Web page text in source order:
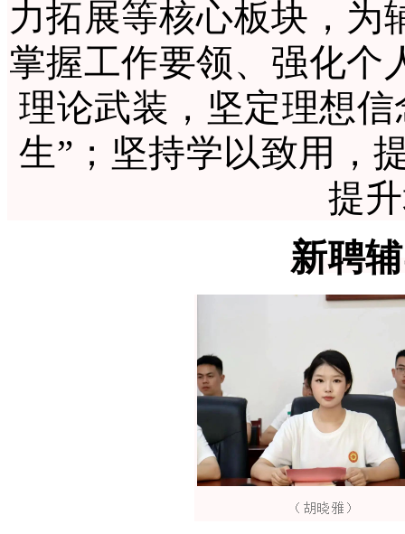
力拓展等核心板块，为
掌握工作要领、强化个
理论武装，坚定理想
生”；坚持学以致用，
提
新聘